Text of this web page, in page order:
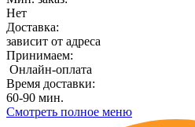
Нет
Доставка:
зависит от адреса
Принимаем:
Онлайн-оплата
Время доставки:
60-90 мин.
Смотреть полное меню